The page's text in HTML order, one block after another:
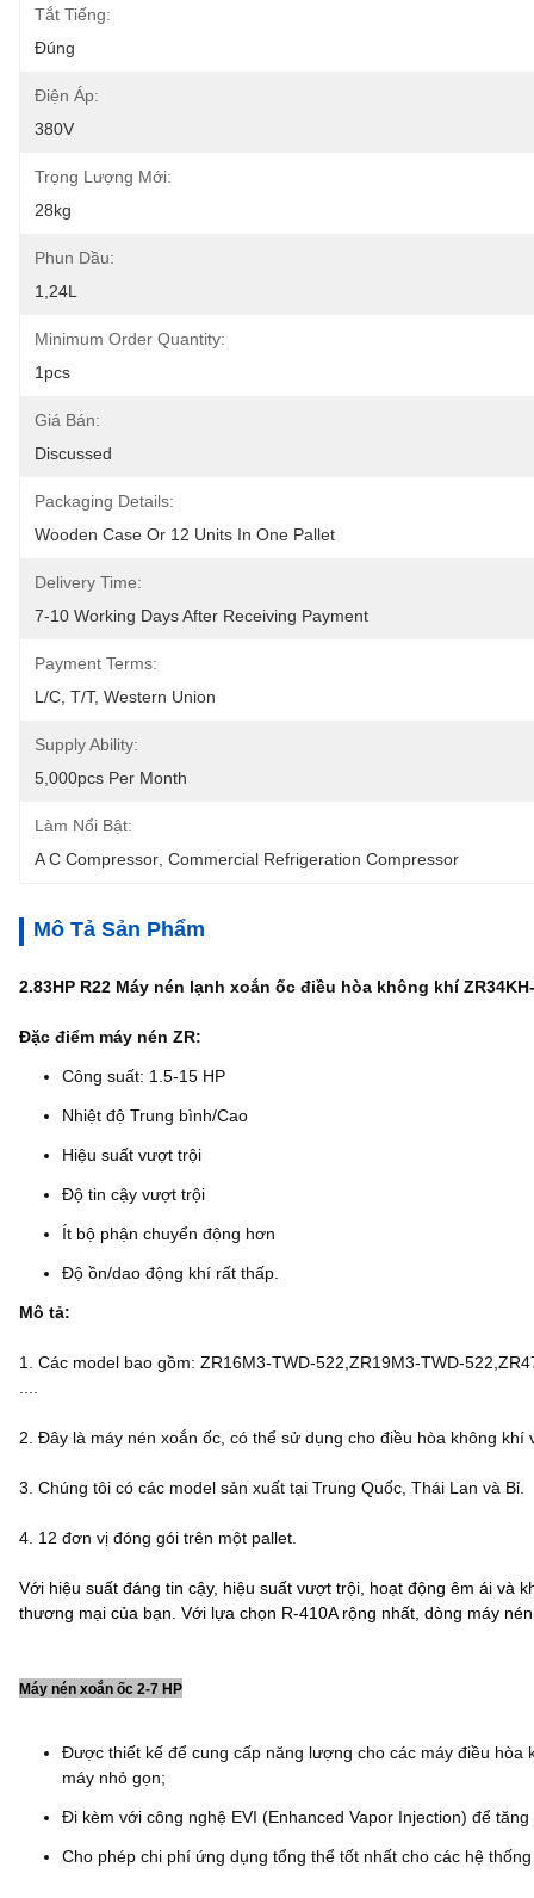
Tắt Tiếng:
Đúng
Điện Áp:
380V
Trọng Lượng Mới:
28kg
Phun Dầu:
1,24L
Minimum Order Quantity:
1pcs
Giá Bán:
Discussed
Packaging Details:
Wooden Case Or 12 Units In One Pallet
Delivery Time:
7-10 Working Days After Receiving Payment
Payment Terms:
L/C, T/T, Western Union
Supply Ability:
5,000pcs Per Month
Làm Nổi Bật:
A C Compressor Commercial Refrigeration Compressor
Mô Tả Sản Phẩm
2.83HP R22 Máy nén lạnh xoắn ốc điều hòa không khí
Đặc điểm máy nén ZR:
Công suất: 1.5-15 HP
Nhiệt độ Trung bình/Cao
Hiệu suất vượt trội
Độ tin cậy vượt trội
Ít bộ phận chuyển động hơn
Độ ồn/dao động khí rất thấp.
Mô tả:
1. Các model bao gồm: ZR16M3-TWD-522,ZR19M3-TWD-
2. Đây là máy nén xoắn ốc, có thể sử dụng cho điều hòa không khí
3. Chúng tôi có các model sản xuất tại Trung Quốc, Thái Lan và Bỉ.
4. 12 đơn vị đóng gói trên một pallet.
Với hiệu suất đáng tin cậy, hiệu suất vượt trội, hoạt động êm ái và
thương mại của bạn. Với lựa chọn R-410A rộng nhất, dòng máy
Máy nén xoắn ốc 2-7 HP
Được thiết kế để cung cấp năng lượng cho các máy điều
máy nhỏ gọn;
Đi kèm với công nghệ EVI (Enhanced Vapor Injection) để
Cho phép chi phí ứng dụng tổng thể tốt nhất cho các hệ